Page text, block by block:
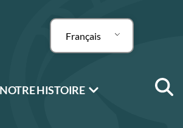
Français
NOTRE HISTOIRE